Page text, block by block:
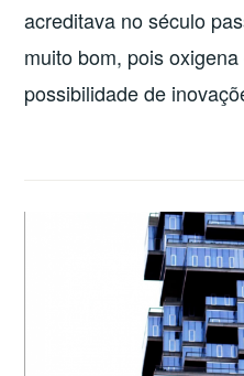
acreditava no século
muito bom, pois
possibilidade de